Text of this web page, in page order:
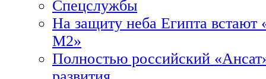
Спецслужбы
На защиту неба Египта встают
М2»
Полностью российский